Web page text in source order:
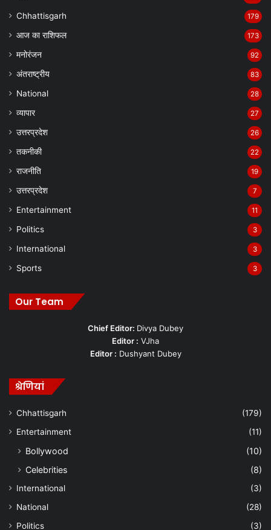
Chhattisgarh 179
आज का राशिफल 173
मनोरंजन 92
अंतराष्ट्रीय 83
National 28
व्यापार 27
उत्तरप्रदेश 26
तकनीकी 22
राजनीति 19
उत्तरप्रदेश 7
Entertainment 11
Politics 3
International 3
Sports 3
Our Team
Chief Editor: Divya Dubey
Editor : VJha
Editor : Dushyant Dubey
श्रेणियां
Chhattisgarh
(179)
Entertainment
(11)
Bollywood
(10)
Celebrities
(8)
International
(3)
National
(28)
Politics
(3)